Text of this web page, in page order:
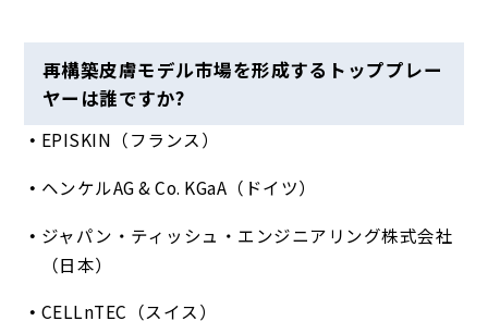
再構築皮膚モデル市場を形成するトッププレー
ヤーは誰ですか?
EPISKIN（フランス）
ヘンケルAG & Co. KGaA（ドイツ）
ジャパン・ティッシュ・エンジニアリング株式会社
（日本）
CELLnTEC（スイス）